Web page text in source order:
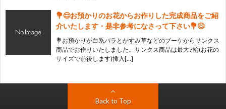
💐😊お預かりのお花からお作りした完成商品をご紹
介いたします・是非参考になさって下さい💐😊
💐お預かりが白系バラとかすみ草などのブーケからサンクス
商品でお作りいたしました。サンクス商品は最大7輪(お花の
サイズで前後します)挿入[…]
Back to Top